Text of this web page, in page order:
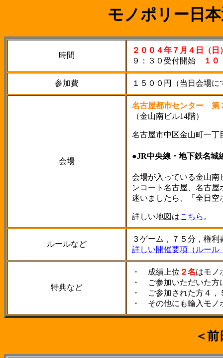
モノポリー日
時間
２００４年７月４日（日
９：３０受付開始
１０
参加費 １５００円（当日会場
会場
名古屋都市センター 第
（金山南ビル14階）
名古屋市中区金山町一丁
●JR中央線・地下鉄名城
会場が入っている金山南
ンコート名古屋、名古
迷いましたら、「全日空
詳しい地図はこちら 。
ルールなど
３ゲーム，７５分，権
詳しい開催要項（ルール
特典など
・ 成績上位 ２名はモノ
・ ご参加いただいた方
・ ご参加された方４，
・ その他にも輸入モノ
＜